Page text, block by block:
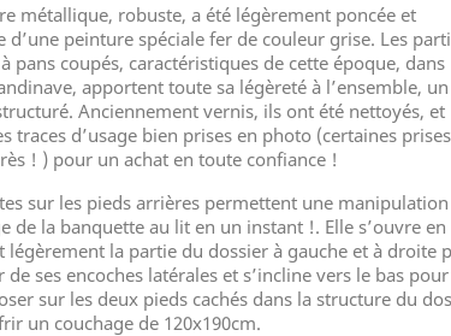
métallique, robuste, a été légèrement poncée et
d’une peinture spéciale fer de couleur grise. Les
pans coupés, caractéristiques de cette époque, dans
apportent toute sa légèreté à l’ensemble,
Anciennement vernis, ils ont été nettoyés, et
traces d’usage bien prises en photo (certaines
! ) pour un achat en toute confiance !
sur les pieds arrières permettent une
de la banquette au lit en un instant !. Elle s’ouvre en
légèrement la partie du dossier à gauche et à droite
de ses encoches latérales et s’incline vers le bas pour
sur les deux pieds cachés dans la structure du
un couchage de 120x190cm.